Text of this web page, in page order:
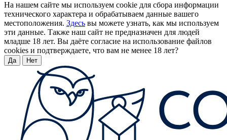
На нашем сайте мы используем cookie для сбора информации
технического характера и обрабатываем данные вашего
местоположения. Здесь вы можете узнать, как мы используем
эти данные. Также наш сайт не предназначен для людей
младше 18 лет. Вы даёте согласие на использование файлов
cookies и подтверждаете, что вам не менее 18 лет?
Да Нет